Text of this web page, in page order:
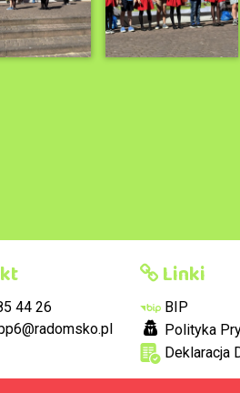
44 26
Linki
BIP
Polityka
Deklaracja